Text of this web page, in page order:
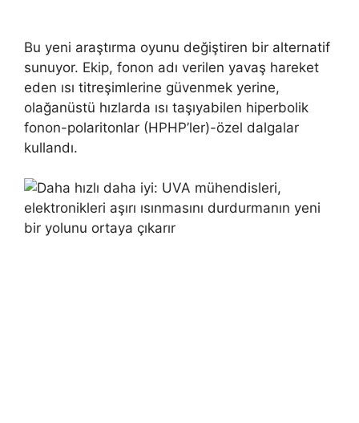
Bu yeni araştırma oyunu değiştiren bir alternatif
sunuyor. Ekip, fonon adı verilen yavaş hareket
eden ısı titreşimlerine güvenmek yerine,
olağanüstü hızlarda ısı taşıyabilen hiperbolik
fonon-polaritonlar (HPHP’ler)-özel dalgalar
kullandı.